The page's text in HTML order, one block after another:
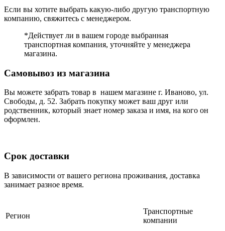
Если вы хотите выбрать какую-либо другую транспортную
компанию, свяжитесь с менеджером.
*Действует ли в вашем городе выбранная
транспортная компания, уточняйте у менеджера
магазина.
Самовывоз из магазина
Вы можете забрать товар в нашем магазине г. Иваново, ул.
Свободы, д. 52. Забрать покупку может ваш друг или
родственник, который знает номер заказа и имя, на кого он
оформлен.
Срок доставки
В зависимости от вашего региона проживания, доставка
занимает разное время.
Регион
Транспортные
компании